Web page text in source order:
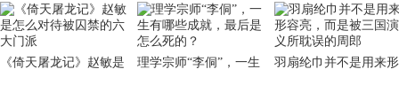
《倚天屠龙记》赵敏是
理学宗师“李侗”，一生
羽扇纶巾并不是用来形